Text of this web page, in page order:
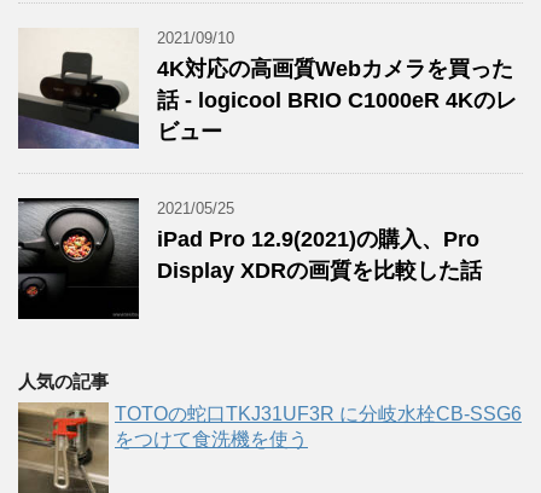
2021/09/10
4K対応の高画質Webカメラを買った
話 - logicool BRIO C1000eR 4Kのレ
ビュー
2021/05/25
iPad Pro 12.9(2021)の購入、Pro
Display XDRの画質を比較した話
人気の記事
TOTOの蛇口TKJ31UF3R に分岐水栓CB-SSG6
をつけて食洗機を使う